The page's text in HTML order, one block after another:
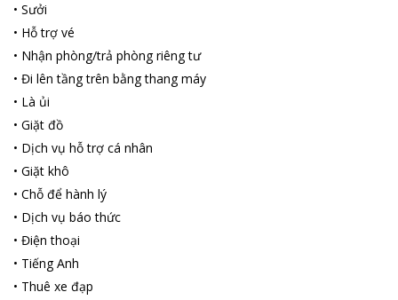
• Sưởi
• Hỗ trợ vé
• Nhận phòng/trả phòng riêng tư
• Đi lên tầng trên bằng thang máy
• Là ủi
• Giặt đồ
• Dịch vụ hỗ trợ cá nhân
• Giặt khô
• Chỗ để hành lý
• Dịch vụ báo thức
• Điện thoại
• Tiếng Anh
• Thuê xe đạp